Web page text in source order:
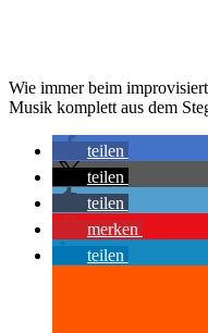
Wie immer beim
Musik komplett aus dem
teilen
teilen
teilen
merken
teilen